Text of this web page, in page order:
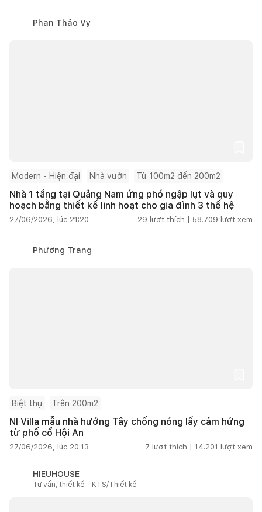
Phan Thảo Vy
Modern - Hiện đại Nhà vườn Từ 100m2 đến 200m2
Nhà 1 tầng tại Quảng Nam ứng phó ngập lụt và quy
hoạch bằng thiết kế linh hoạt cho gia đình 3 thế hệ
27/06/2026, lúc 21:20 29 lượt thích | 58.709 lượt xem
Phương Trang
Biệt thự Trên 200m2
NI Villa mẫu nhà hướng Tây chống nóng lấy cảm hứng
từ phố cổ Hội An
27/06/2026, lúc 20:13 7 lượt thích | 14.201 lượt xem
HIEUHOUSE
Tư vấn, thiết kế - KTS/Thiết kế